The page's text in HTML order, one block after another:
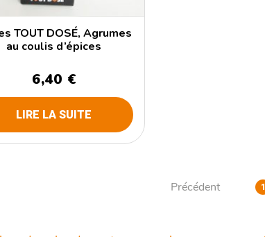
TOUT DOSÉ, Agrumes
au coulis d’épices
6,40 €
LIRE LA SUITE
Précédent 1